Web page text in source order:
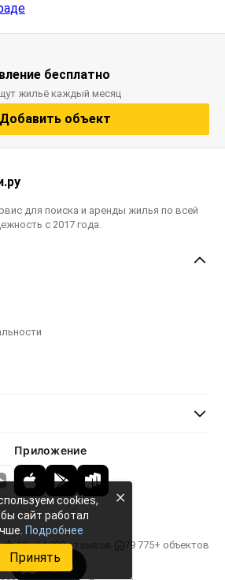
Карта
бесплатно
жильё каждый месяц
объект
для поиска и аренды жилья по всей
с 2017 года.
Приложение
4.8 · 24 000 отзывов 79 775+ объектов
cookies,
сайт работал
Подробнее
×
Принять